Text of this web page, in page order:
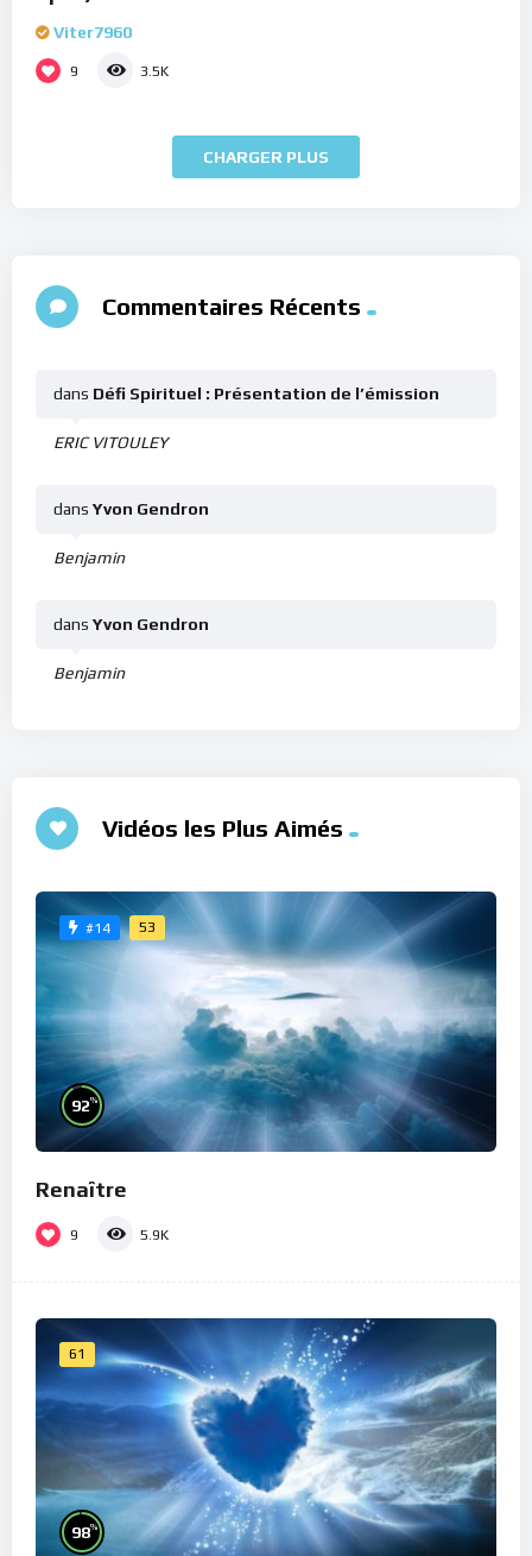
Viter7960
9 3.5K
CHARGER PLUS
Commentaires Récents
ERIC VITOULEY
dans Défi Spirituel : Présentation de l’émission
Benjamin
dans Yvon Gendron
Benjamin
dans Yvon Gendron
Vidéos les Plus Aimés
#14 53
92%
Renaître
9 5.9K
61
98%